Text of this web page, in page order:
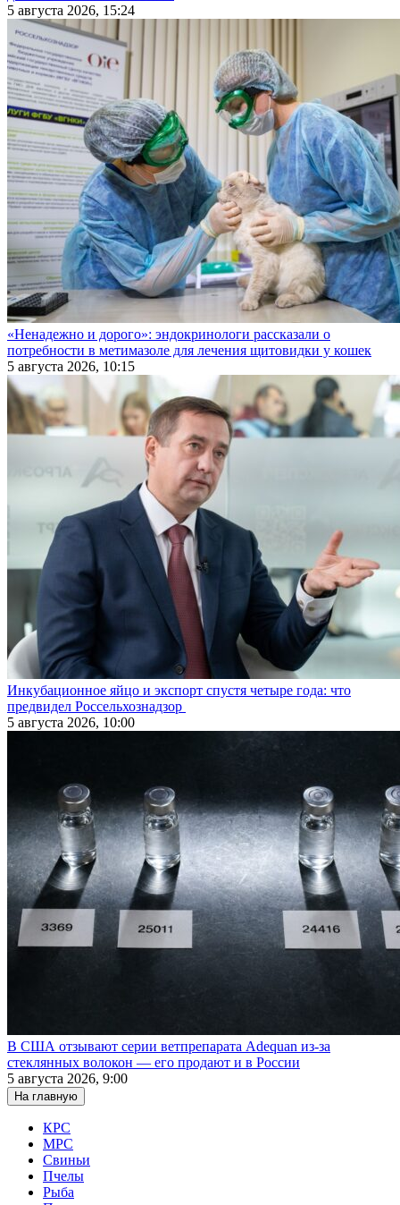
5 августа 2026, 15:24
«Ненадежно и дорого»: эндокринологи рассказали о
потребности в метимазоле для лечения щитовидки у кошек
5 августа 2026, 10:15
Инкубационное яйцо и экспорт спустя четыре года: что
предвидел Россельхознадзор
5 августа 2026, 10:00
В США отзывают серии ветпрепарата Adequan из-за
стеклянных волокон — его продают и в России
5 августа 2026, 9:00
На главную
КРС
МРС
Свиньи
Пчелы
Рыба